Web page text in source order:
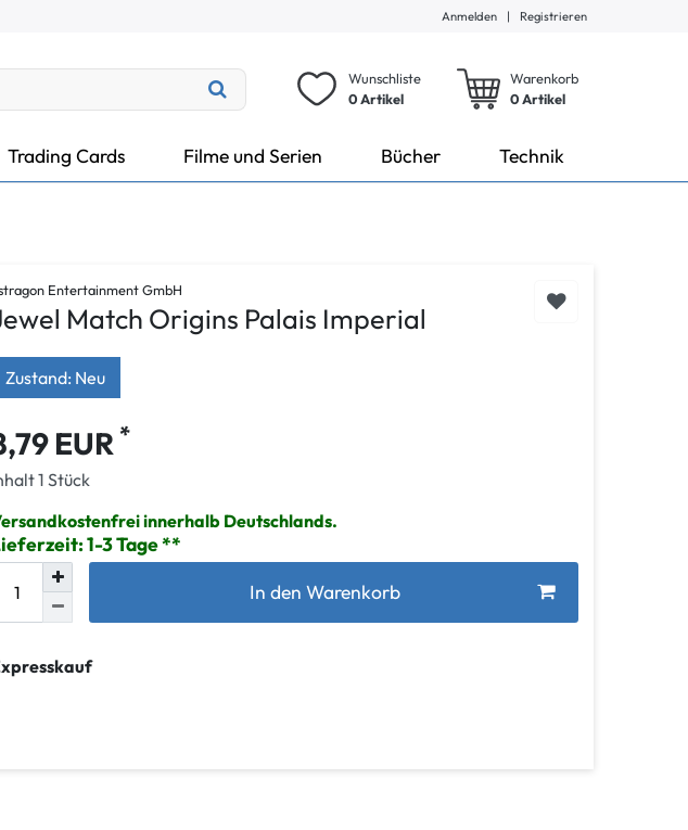
Anmelden | Registrieren
Wunschliste
0 Artikel
Warenkorb
0Artikel
Trading Cards Filme und Serien Bücher Technik
Entertainment GmbH
Match Origins Palais Imperial
Zustand: Neu
EUR *
1 Stück
innerhalb Deutschlands.
1-3 Tage
In den Warenkorb